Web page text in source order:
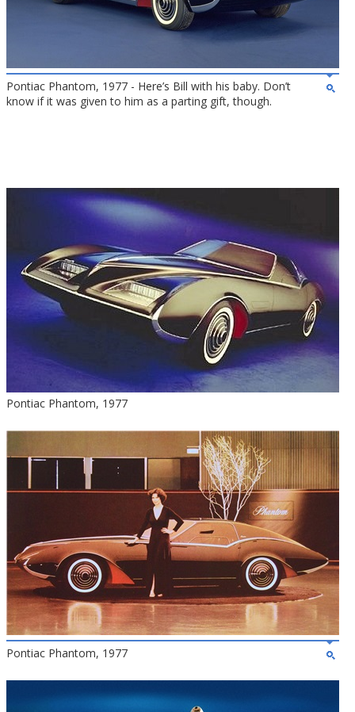
Pontiac Phantom, 1977 - Here’s Bill with his baby. Don’t
know if it was given to him as a parting gift, though.
Pontiac Phantom, 1977
Pontiac Phantom, 1977